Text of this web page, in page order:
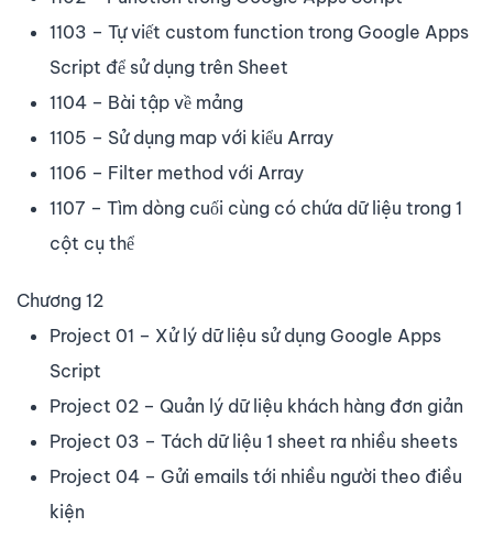
1103 – Tự viết custom function trong Google Apps
Script để sử dụng trên Sheet
1104 – Bài tập về mảng
1105 – Sử dụng map với kiểu Array
1106 – Filter method với Array
1107 – Tìm dòng cuối cùng có chứa dữ liệu trong 1
cột cụ thể
Chương 12
Project 01 – Xử lý dữ liệu sử dụng Google Apps
Script
Project 02 – Quản lý dữ liệu khách hàng đơn giản
Project 03 – Tách dữ liệu 1 sheet ra nhiều sheets
Project 04 – Gửi emails tới nhiều người theo điều
kiện